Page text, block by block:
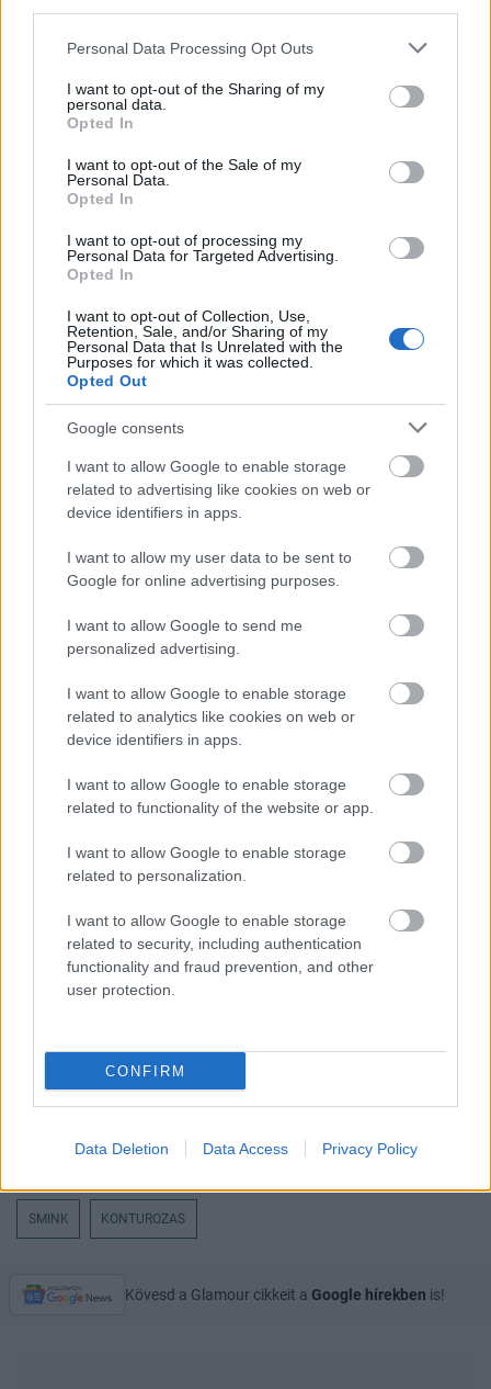
Please note that this website/app uses one or more Google
not limited to your visit or usage behaviour. You may click to
grant or deny consent to Google and its third-party tags to
use your data for below specified purposes in below Google
consent section.
Personal Data Processing Opt Outs
I want to opt-out of the Sharing of my
personal data.
Opted In
I want to opt-out of the Sale of my
Personal Data.
Opted In
I want to opt-out of processing my
Personal Data for Targeted Advertising.
Opted In
I want to opt-out of Collection, Use,
Retention, Sale, and/or Sharing of my
Personal Data that Is Unrelated with the
Purposes for which it was collected.
Opted Out
Google consents
I want to allow Google to enable storage
related to advertising like cookies on web or
device identifiers in apps.
I want to allow my user data to be sent to
Google for online advertising purposes.
I want to allow Google to send me
personalized advertising.
I want to allow Google to enable storage
related to analytics like cookies on web or
device identifiers in apps.
I want to allow Google to enable storage
related to functionality of the website or app.
I want to allow Google to enable storage
related to personalization.
I want to allow Google to enable storage
related to security, including authentication
functionality and fraud prevention, and other
user protection.
CONFIRM
Data Deletion Data Access Privacy Policy
Draping
Pinterest
Megosztás
Messengeren
Itt állíthatod be , hogy a Google
keresőben könnyebben megtaláld a
glamour.hu cikkeit
SMINK KONTUROZAS
Kövesd a Glamour cikkeit a Google hírekben is!